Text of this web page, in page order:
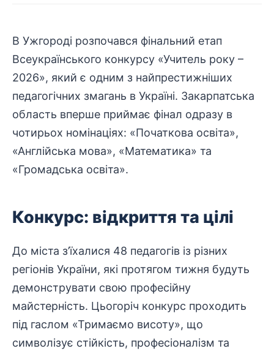
В Ужгороді розпочався фінальний етап
Всеукраїнського конкурсу «Учитель року –
2026», який є одним з найпрестижніших
педагогічних змагань в Україні. Закарпатська
область вперше приймає фінал одразу в
чотирьох номінаціях: «Початкова освіта»,
«Англійська мова», «Математика» та
«Громадська освіта».
Конкурс: відкриття та цілі
До міста з’їхалися 48 педагогів із різних
регіонів України, які протягом тижня будуть
демонструвати свою професійну
майстерність. Цьогоріч конкурс проходить
під гаслом «Тримаємо висоту», що
символізує стійкість, професіоналізм та